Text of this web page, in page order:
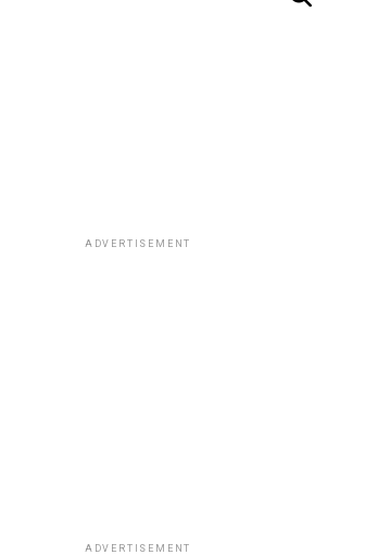
ADVERTISEMENT
ADVERTISEMENT